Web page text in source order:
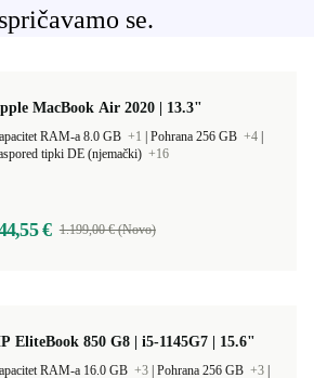
se.
MacBook Air 2020 | 13.3"
RAM-a 8.0 GB +1 Pohrana 256 GB +4
tipki DE (njemački) +16
€ 1.199,00 € (Novo)
EliteBook 850 G8 | i5-1145G7 | 15.6"
RAM-a 16.0 GB +3 Pohrana 256 GB +3